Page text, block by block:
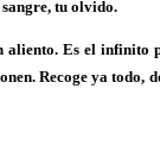
tu olvido.
aliento. Es el
Recoge ya todo,